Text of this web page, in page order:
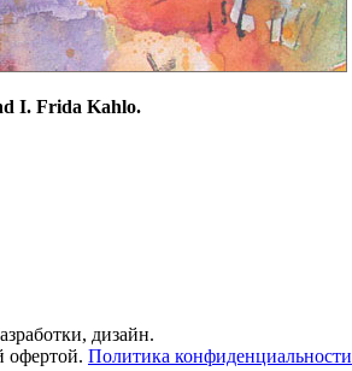
I. Frida Kahlo.
дизайн.
офертой. Политика конфиденциальности